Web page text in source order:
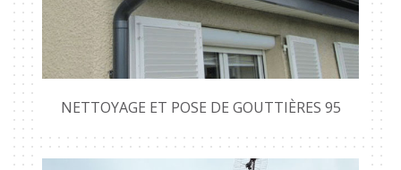
NETTOYAGE ET POSE DE GOUTTIÈRES 95